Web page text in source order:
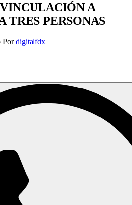
A
TRES PERSONAS
Por digitalfdx